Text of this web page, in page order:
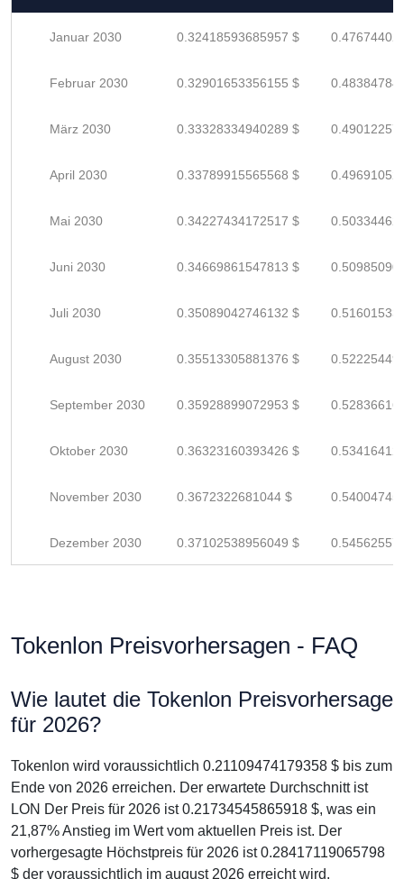
Januar 2030 0.32418593685957 $
Februar 2030 0.32901653356155 $
März 2030 0.33328334940289 $
April 2030 0.33789915565568 $
Mai 2030 0.34227434172517 $
Juni 2030 0.34669861547813 $
Juli 2030 0.35089042746132 $
August 2030 0.35513305881376 $
September 2030 0.35928899072953 $
Oktober 2030 0.36323160393426 $
November 2030 0.3672322681044 $
Dezember 2030 0.37102538956049 $
Tokenlon Preisvorhersagen - FAQ
Wie lautet die Tokenlon Preisvorhersage
für 2026?
Tokenlon wird voraussichtlich 0.21109474179358 $ bis zum
Ende von 2026 erreichen. Der erwartete Durchschnitt ist
LON Der Preis für 2026 ist 0.21734545865918 $, was ein
21,87% Anstieg im Wert vom aktuellen Preis ist. Der
vorhergesagte Höchstpreis für 2026 ist 0.28417119065798
$ der voraussichtlich im august 2026 erreicht wird.